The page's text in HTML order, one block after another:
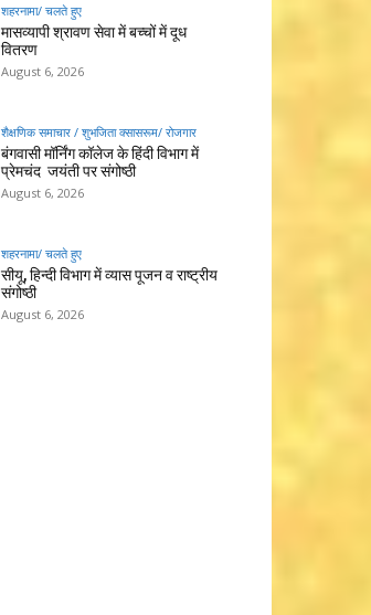
शहरनामा/ चलते हुए
मासव्यापी श्रावण सेवा में बच्चों में दूध
वितरण
August 6, 2026
शैक्षणिक समाचार / शुभजिता क्सासरूम/ रोजगार
बंगवासी मॉर्निंग कॉलेज के हिंदी विभाग में
प्रेमचंद जयंती पर संगोष्ठी
August 6, 2026
शहरनामा/ चलते हुए
सीयू, हिन्दी विभाग में व्यास पूजन व राष्ट्रीय
संगोष्ठी
August 6, 2026